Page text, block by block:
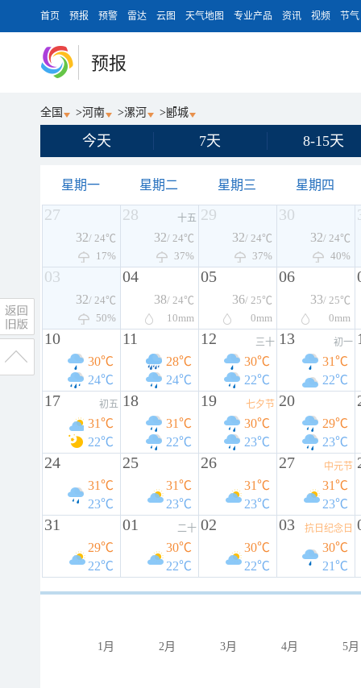
首页 预报 预警 雷达 云图 天气地图 专业产品 资讯 视频 节气
预报
全国 >河南 >漯河 > 郾城
今天 7天 8-15天
星期一 星期二 星期三 星期四
27
32/ 24℃
17%
28 十五
32/ 24℃
37%
29
32/ 24℃
37%
30
32/ 24℃
40%
03
32/ 24℃
50%
04
38/ 24℃
10mm
05
36/ 25℃
0mm
06
33/ 25℃
0mm
10
30℃
24℃
11
28℃
24℃
12 三十
30℃
22℃
13 初一
31℃
22℃
17 初五
31℃
22℃
18
31℃
22℃
19 七夕节
30℃
23℃
20
29℃
23℃
24
31℃
23℃
25
31℃
23℃
26
31℃
23℃
27 中元节
31℃
23℃
31
29℃
22℃
01 二十
30℃
22℃
02
30℃
22℃
03 抗日纪念日
30℃
21℃
1月 2月 3月 4月 5月